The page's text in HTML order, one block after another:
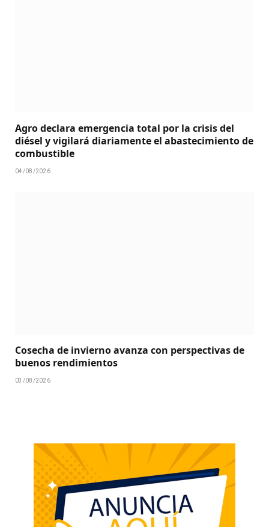
Agro declara emergencia total por la crisis del
diésel y vigilará diariamente el abastecimiento de
combustible
04/08/2026
Cosecha de invierno avanza con perspectivas de
buenos rendimientos
03/08/2026